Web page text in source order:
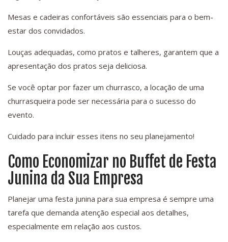
Mesas e cadeiras confortáveis são essenciais para o bem-
estar dos convidados.
Louças adequadas, como pratos e talheres, garantem que a
apresentação dos pratos seja deliciosa.
Se você optar por fazer um churrasco, a locação de uma
churrasqueira pode ser necessária para o sucesso do
evento.
Cuidado para incluir esses itens no seu planejamento!
Como Economizar no Buffet de Festa
Junina da Sua Empresa
Planejar uma festa junina para sua empresa é sempre uma
tarefa que demanda atenção especial aos detalhes,
especialmente em relação aos custos.